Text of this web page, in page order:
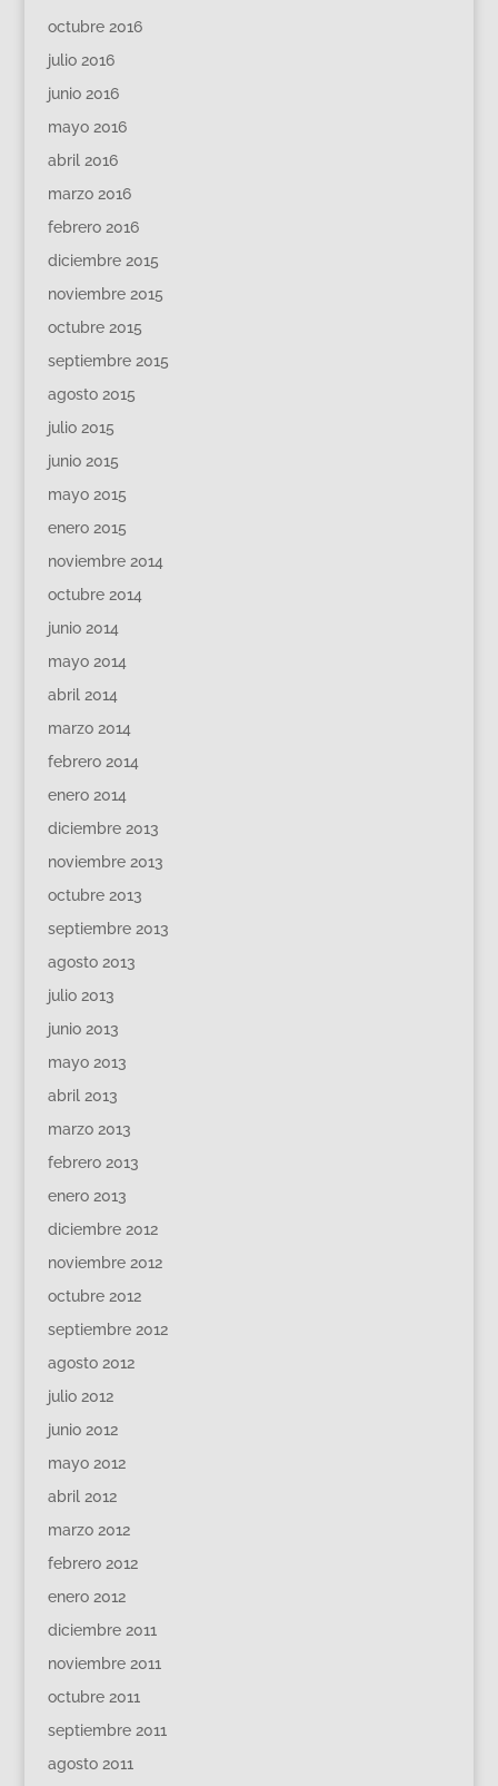
octubre 2016
julio 2016
junio 2016
mayo 2016
abril 2016
marzo 2016
febrero 2016
diciembre 2015
noviembre 2015
octubre 2015
septiembre 2015
agosto 2015
julio 2015
junio 2015
mayo 2015
enero 2015
noviembre 2014
octubre 2014
junio 2014
mayo 2014
abril 2014
marzo 2014
febrero 2014
enero 2014
diciembre 2013
noviembre 2013
octubre 2013
septiembre 2013
agosto 2013
julio 2013
junio 2013
mayo 2013
abril 2013
marzo 2013
febrero 2013
enero 2013
diciembre 2012
noviembre 2012
octubre 2012
septiembre 2012
agosto 2012
julio 2012
junio 2012
mayo 2012
abril 2012
marzo 2012
febrero 2012
enero 2012
diciembre 2011
noviembre 2011
octubre 2011
septiembre 2011
agosto 2011